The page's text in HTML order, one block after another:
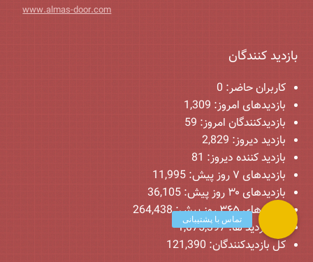
www.almas-door.com
بازدید کنندگان
کاربران حاضر: 0
بازدیدهای امروز: 1,309
بازدیدکنندگان امروز: 59
بازدید دیروز: 2,829
بازدید کننده دیروز: 81
بازدیدهای ۷ روز پیش:
11,995
بازدیدهای ۳۰ روز پیش:
36,105
بازدیدهای ۳۶۵ روز پیش:
264,438
کل بازدید ها:1,075,397
کل بازدیدکنند‌گان: 121,390